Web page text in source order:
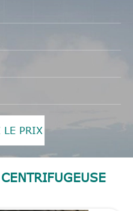
LE PRIX